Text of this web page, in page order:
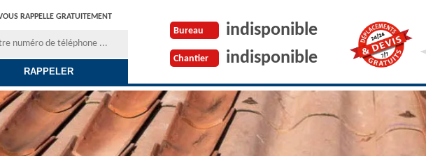
RAPPELLE GRATUITEMENT
Bureau indisponible
Chantier indisponible